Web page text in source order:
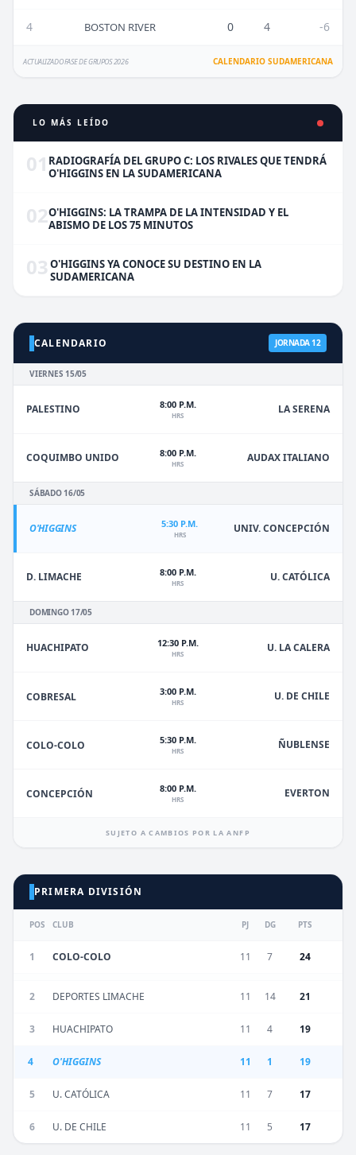
4 BOSTON RIVER 0 4 -6
ACTUALIZADO FASE DE GRUPOS 2026 CALENDARIO SUDAMERICANA
LO MÁS LEÍDO
01 RADIOGRAFÍA DEL GRUPO C: LOS RIVALES QUE TENDRÁ
O'HIGGINS EN LA SUDAMERICANA
02O'HIGGINS: LA TRAMPA DE LA INTENSIDAD Y EL
ABISMO DE LOS 75 MINUTOS
03 O'HIGGINS YA CONOCE SU DESTINO EN LA
SUDAMERICANA
CALENDARIO JORNADA 12
VIERNES 15/05
PALESTINO 8:00 P.M.
HRS LA SERENA
COQUIMBO UNIDO 8:00 P.M.
HRS AUDAX ITALIANO
SÁBADO 16/05
O'HIGGINS 5:30 P.M.
HRS UNIV. CONCEPCIÓN
D. LIMACHE 8:00 P.M.
HRS U. CATÓLICA
DOMINGO 17/05
HUACHIPATO 12:30 P.M.
HRS U. LA CALERA
COBRESAL 3:00 P.M.
HRS U. DE CHILE
COLO-COLO 5:30 P.M.
HRS ÑUBLENSE
CONCEPCIÓN 8:00 P.M.
HRS EVERTON
SUJETO A CAMBIOS POR LA ANFP
PRIMERA DIVISIÓN
POS CLUB PJ DG PTS
1 COLO-COLO 11 7 24
2 DEPORTES LIMACHE 11 14 21
3 HUACHIPATO 11 4 19
4 O'HIGGINS 11 1 19
5 U. CATÓLICA 11 7 17
6 U. DE CHILE 11 5 17